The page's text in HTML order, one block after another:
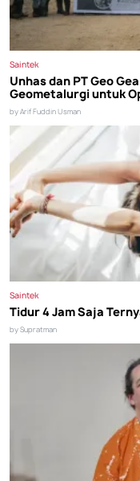
Saintek
Unhas dan PT Geo
Geometalurgi untuk
by Arif Fuddin Usman
Saintek
Tidur 4 Jam Saja
by Supratman